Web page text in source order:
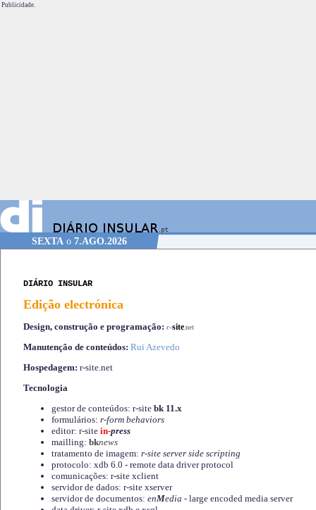
Publicidade.
SEXTA o 7.AGO.2026
DIÁRIO INSULAR
Edição electrónica
Design, construção e programação: r-site.net
Manutenção de conteúdos: Rui Azevedo
Hospedagem: r-site.net
Tecnologia
gestor de conteúdos: r-site bk 11.x
formulários: r-form behaviors
editor: r-site in-press
mailling: bknews
tratamento de imagem: r-site server side scripting
protocolo: xdb 6.0 - remote data driver protocol
comunicações: r-site xclient
servidor de dados: r-site xserver
servidor de documentos: enMedia - large encoded media server